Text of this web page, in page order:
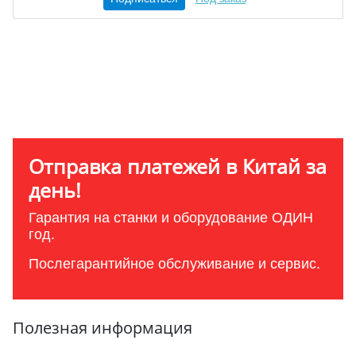
Отправка платежей в Китай за
день!
Гарантия на станки и оборудование ОДИН
год.
Послегарантийное обслуживание и сервис.
Полезная информация